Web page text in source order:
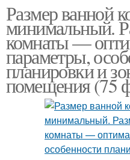
Размер ванной
минимальный.
комнаты —
параметры,
планировки и
помещения (75